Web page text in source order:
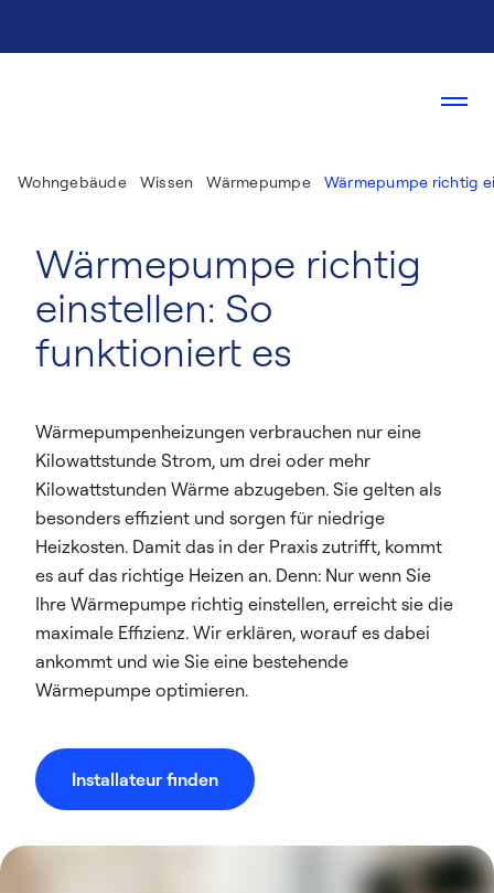
Wohngebäude Wissen Wärmepumpe Wärmepumpe richtig
Wärmepumpe richtig
einstellen: So
funktioniert es
Wärmepumpenheizungen verbrauchen nur eine
Kilowattstunde Strom, um drei oder mehr
Kilowattstunden Wärme abzugeben. Sie gelten als
besonders effizient und sorgen für niedrige
Heizkosten. Damit das in der Praxis zutrifft, kommt
es auf das richtige Heizen an. Denn: Nur wenn Sie
Ihre Wärmepumpe richtig einstellen, erreicht sie die
maximale Effizienz. Wir erklären, worauf es dabei
ankommt und wie Sie eine bestehende
Wärmepumpe optimieren.
Installateur finden